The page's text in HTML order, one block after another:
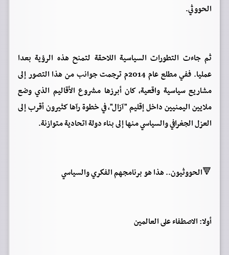
الحووثي.
ثم جاءت التطورات السياسية اللاحقة لتمنح هذه الرؤية بعدا
عمليا. ففي مطلع عام 2014م ترجمت جوانب من هذا التصور إلى
مشاريع سياسية واقعية، كان أبرزها مشروع الأقاليم الذي وضع
ملايين اليمنيين داخل إقليم "آزال"، في خطوة رآها كثيرون أقرب إلى
العزل الجغرافي والسياسي منها إلى بناء دولة اتحادية متوازنة.
🔻الحووثيون.. هذا هو برنامجهم الفكري والسياسي
أولا: الاصطفاء على العالمين